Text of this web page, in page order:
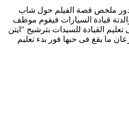
ملخص قصة الفيلم حول شاب
قيادة السيارات فيقوم موظف
القيادة للسيدات بترشيح "ايتن
ما يقغ فى حبها فور بدء تعليم